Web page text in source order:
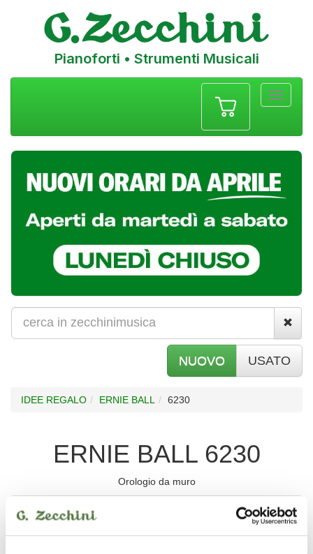
Pianoforti • Strumenti Musicali
NUOVO USATO
IDEE REGALO ERNIE BALL 6230
ERNIE BALL 6230
Orologio da muro